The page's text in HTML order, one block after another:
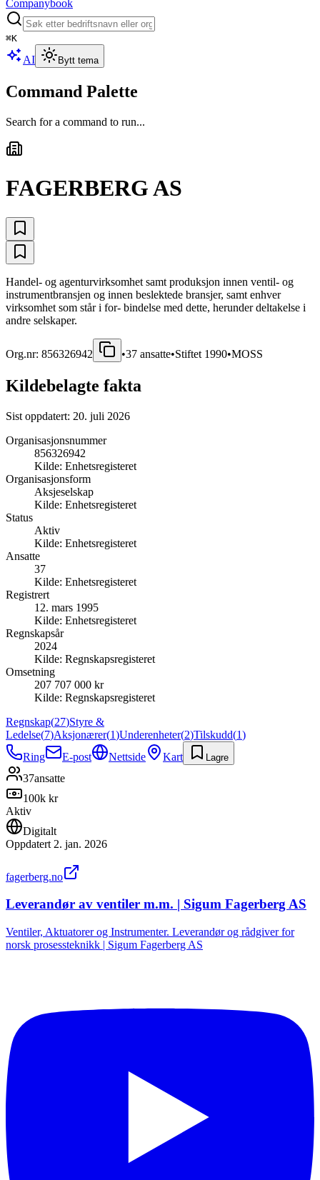
Companybook
⌘K
AI Bytt tema
Command Palette
Search for a command to run...
FAGERBERG AS
Handel- og agenturvirksomhet samt produksjon innen ventil- og
instrumentbransjen og innen beslektede bransjer, samt enhver
virksomhet som står i for- bindelse med dette, herunder deltakelse i
andre selskaper.
Org.nr: 856326942 •37 ansatte•Stiftet 1990•MOSS
Kildebelagte fakta
Sist oppdatert: 20. juli 2026
Organisasjonsnummer
856326942
Kilde: Enhetsregisteret
Organisasjonsform
Aksjeselskap
Kilde: Enhetsregisteret
Status
Aktiv
Kilde: Enhetsregisteret
Ansatte
37
Kilde: Enhetsregisteret
Registrert
12. mars 1995
Kilde: Enhetsregisteret
Regnskapsår
2024
Kilde: Regnskapsregisteret
Omsetning
207 707 000 kr
Kilde: Regnskapsregisteret
Regnskap(27)Styre &
Ledelse(7)Aksjonærer(1)Underenheter(2)Tilskudd(1)
Ring
E-post Nettside Kart Lagre
37ansatte
100k kr
Aktiv
Digitalt
Oppdatert 2. jan. 2026
fagerberg.no
Leverandør av ventiler m.m. | Sigum Fagerberg AS
Ventiler, Aktuatorer og Instrumenter. Leverandør og rådgiver for
norsk prosessteknikk | Sigum Fagerberg AS